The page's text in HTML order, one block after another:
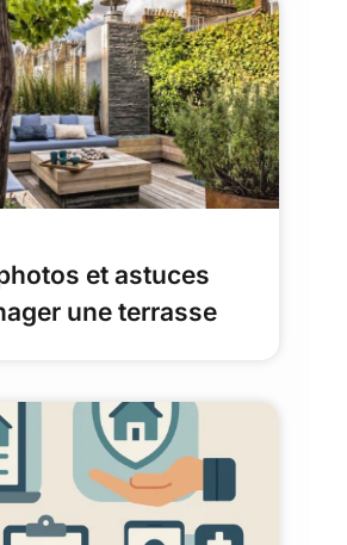
et astuces
une terrasse